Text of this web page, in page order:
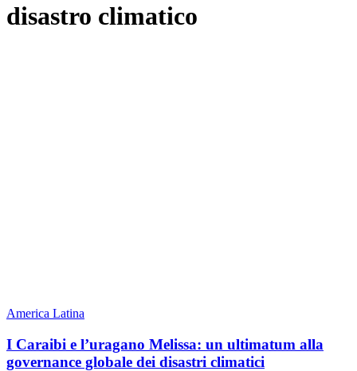
disastro climatico
America Latina
I Caraibi e l’uragano Melissa: un ultimatum alla
governance globale dei disastri climatici